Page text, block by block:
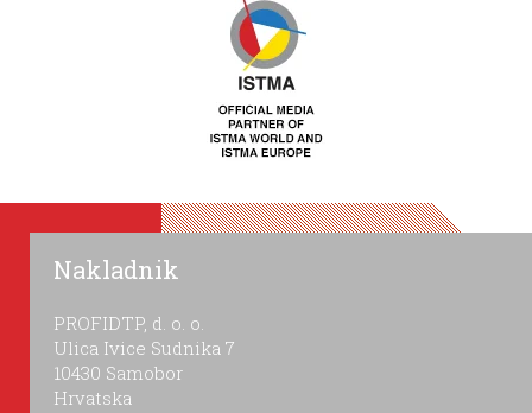
Nakladnik
PROFIDTP, d. o. o.
Ulica Ivice Sudnika 7
10430 Samobor
Hrvatska